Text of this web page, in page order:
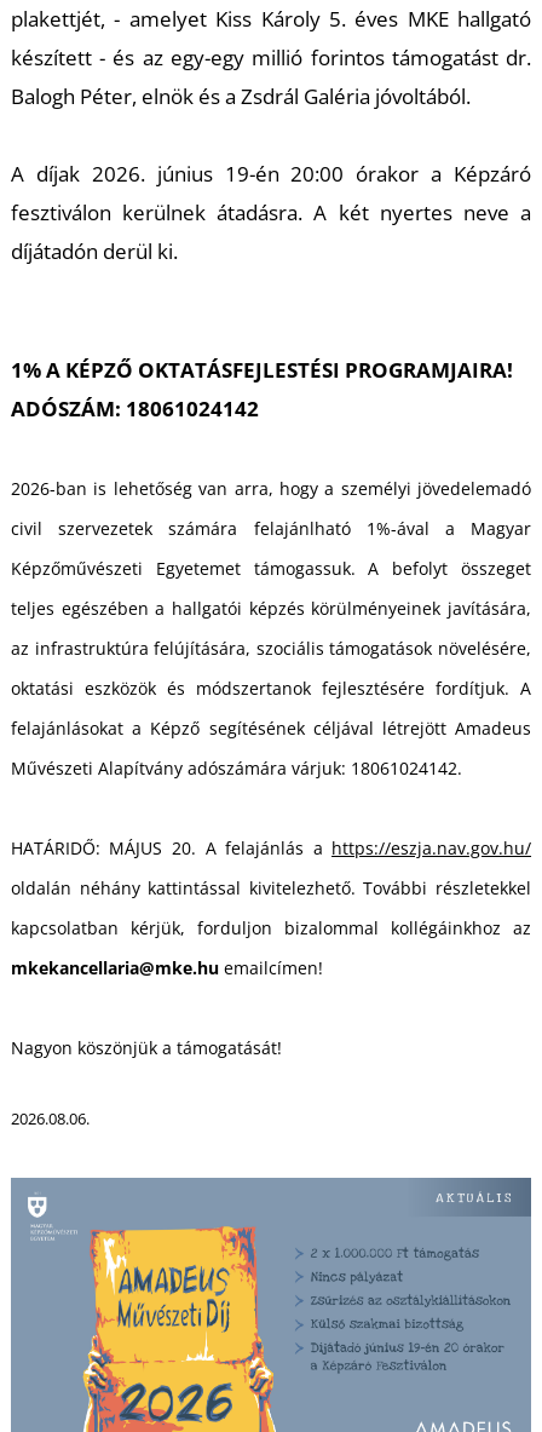
plakettjét, - amelyet Kiss Károly 5. éves MKE hallgató
készített - és az egy-egy millió forintos támogatást dr.
Balogh Péter, elnök és a Zsdrál Galéria jóvoltából.
A díjak 2026. június 19-én 20:00 órakor a Képzáró
fesztiválon kerülnek átadásra. A két nyertes neve a
díjátadón derül ki.
1% A KÉPZŐ OKTATÁSFEJLESTÉSI PROGRAMJAIRA!
ADÓSZÁM: 18061024142
2026-ban is lehetőség van arra, hogy a személyi jövedelemadó
civil szervezetek számára felajánlható 1%-ával a Magyar
Képzőművészeti Egyetemet támogassuk. A befolyt összeget
teljes egészében a hallgatói képzés körülményeinek javítására,
az infrastruktúra felújítására, szociális támogatások növelésére,
oktatási eszközök és módszertanok fejlesztésére fordítjuk. A
felajánlásokat a Képző segítésének céljával létrejött Amadeus
Művészeti Alapítvány adószámára várjuk: 18061024142.
HATÁRIDŐ: MÁJUS 20. A felajánlás a https://eszja.nav.gov.hu/
oldalán néhány kattintással kivitelezhető. További részletekkel
kapcsolatban kérjük, forduljon bizalommal kollégáinkhoz az
mkekancellaria@mke.huemailcímen!
Nagyon köszönjük a támogatását!
2026.08.06.